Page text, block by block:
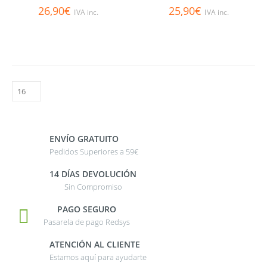
26,90€ IVA inc. 25,90€ IVA inc.
ENVÍO GRATUITO
Pedidos Superiores a 59€
14 DÍAS DEVOLUCIÓN
Sin Compromiso
PAGO SEGURO
Pasarela de pago Redsys
ATENCIÓN AL CLIENTE
Estamos aquí para ayudarte